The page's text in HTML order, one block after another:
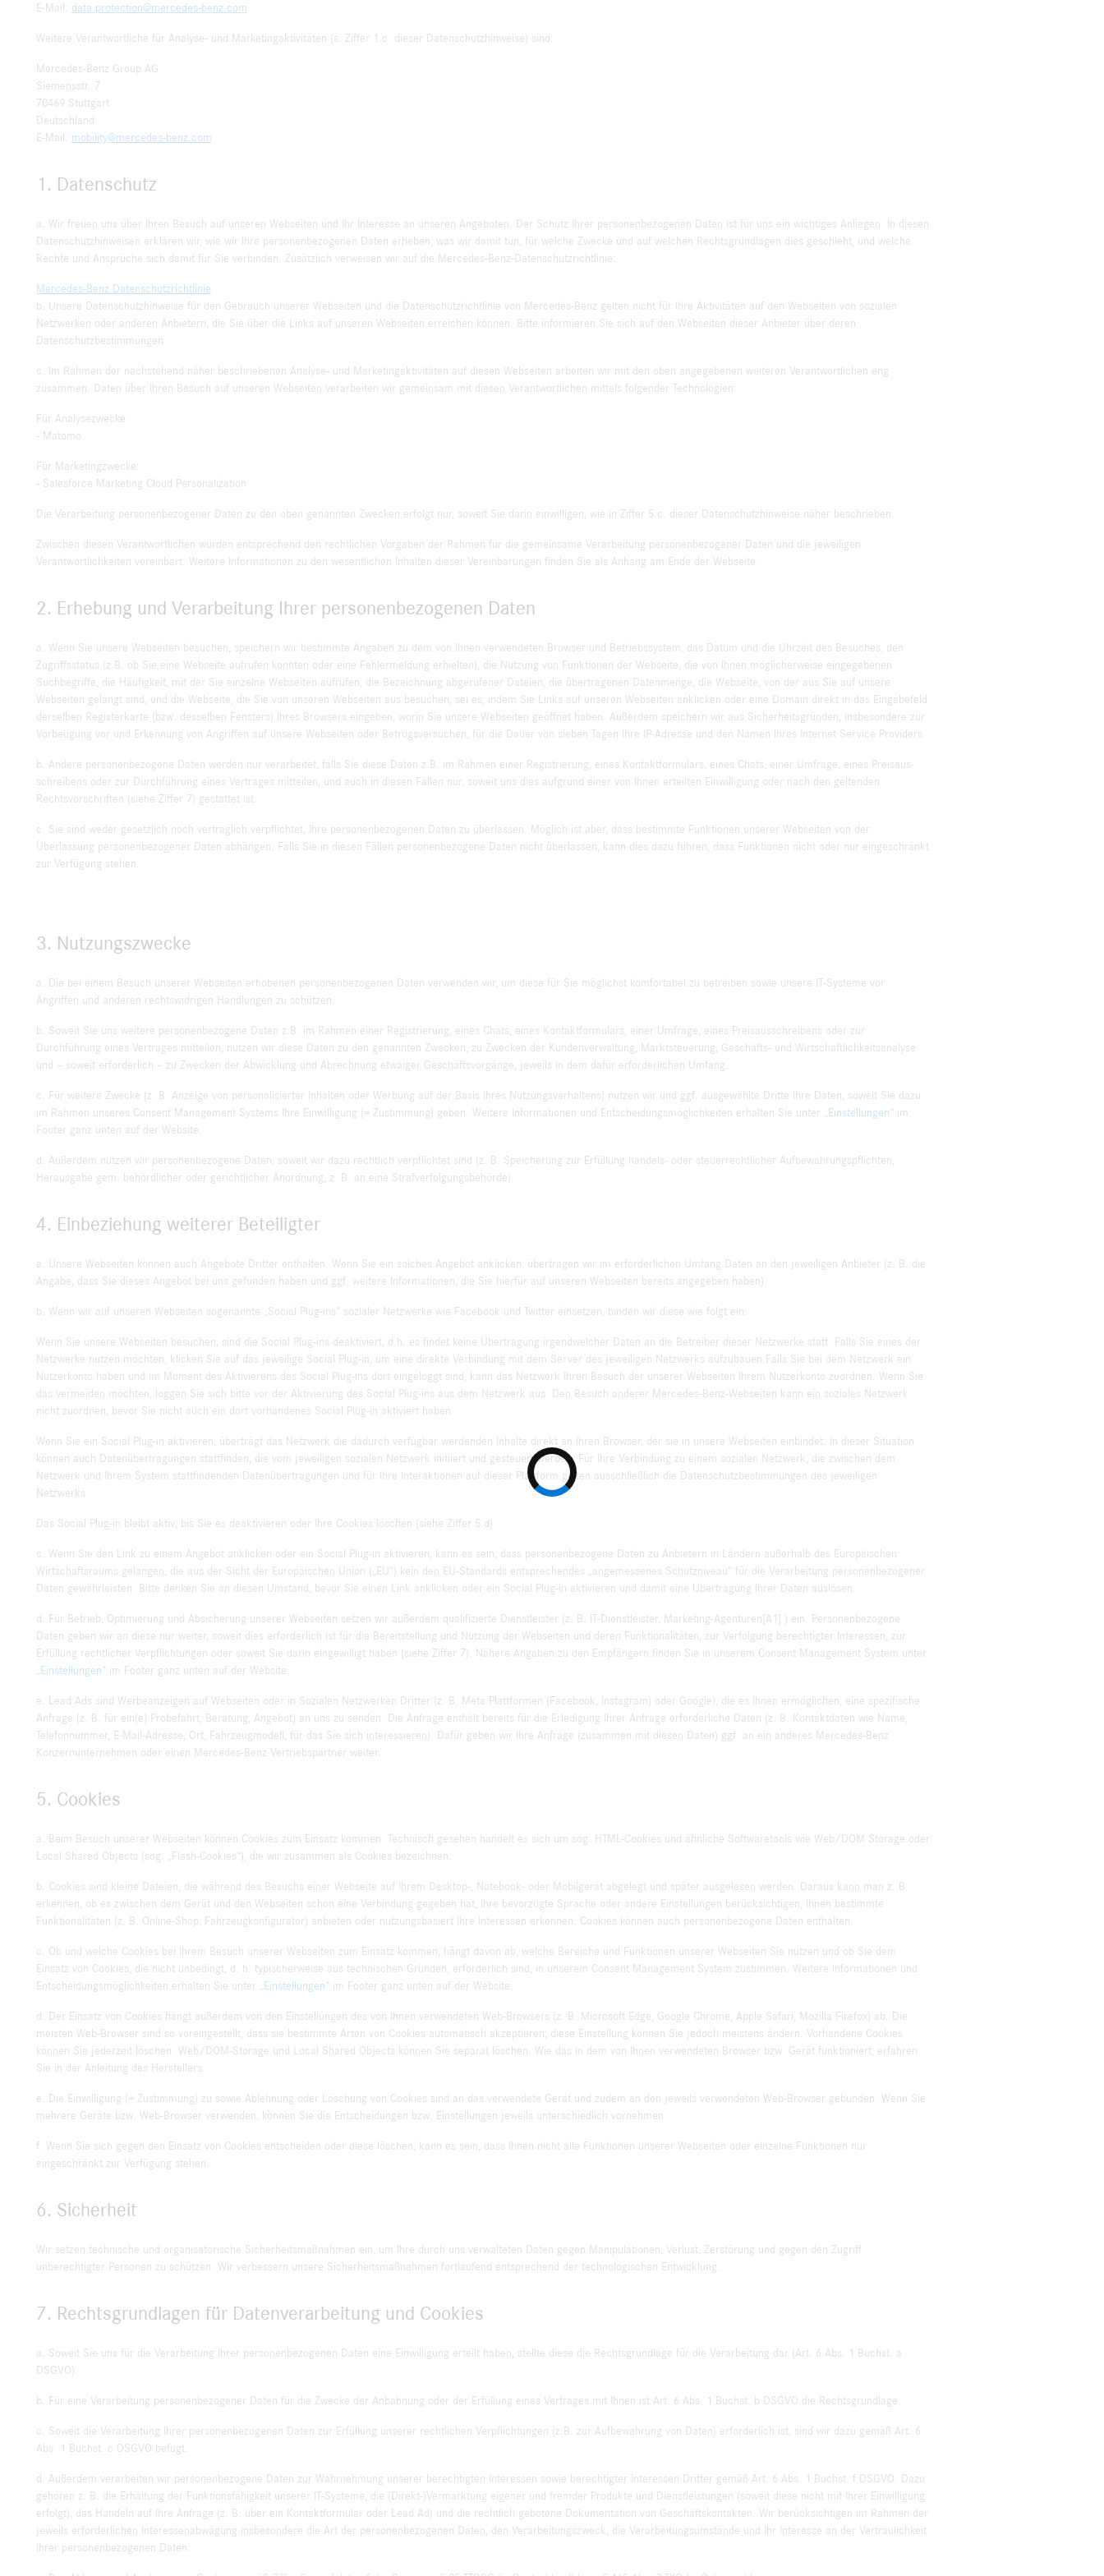
E-Mail: data.protection@mercedes-benz.com
Weitere Verantwortliche für Analyse- und Marketingaktivitäten (s. Ziffer 1.c. dieser Datenschutzhinweise) sind:
Mercedes-Benz Group AG
Siemensstr. 7
70469 Stuttgart
Deutschland
E-Mail: mobility@mercedes-benz.com
1. Datenschutz
a. Wir freuen uns über Ihren Besuch auf unseren Webseiten und Ihr Interesse an unseren Angeboten. Der Schutz Ihrer personenbezogenen Daten ist für uns ein wichtiges Anliegen. In diesen
Datenschutzhinweisen erklären wir, wie wir Ihre personenbezogenen Daten erheben, was wir damit tun, für welche Zwecke und auf welchen Rechtsgrundlagen dies geschieht, und welche
Rechte und Ansprüche sich damit für Sie verbinden. Zusätzlich verweisen wir auf die Mercedes-Benz-Datenschutzrichtlinie:
Mercedes-Benz Datenschutzrichtlinie
b. Unsere Datenschutzhinweise für den Gebrauch unserer Webseiten und die Datenschutzrichtlinie von Mercedes-Benz gelten nicht für Ihre Aktivitäten auf den Webseiten von sozialen
Netzwerken oder anderen Anbietern, die Sie über die Links auf unseren Webseiten erreichen können. Bitte informieren Sie sich auf den Webseiten dieser Anbieter über deren
Datenschutzbestimmungen.
c. Im Rahmen der nachstehend näher beschriebenen Analyse- und Marketingaktivitäten auf diesen Webseiten arbeiten wir mit den oben angegebenen weiteren Verantwortlichen eng
zusammen. Daten über Ihren Besuch auf unseren Webseiten verarbeiten wir gemeinsam mit diesen Verantwortlichen mittels folgender Technologien:
Für Analysezwecke:
- Matomo
Für Marketingzwecke:
- Salesforce Marketing Cloud Personalization
Die Verarbeitung personenbezogener Daten zu den oben genannten Zwecken erfolgt nur, soweit Sie darin einwilligen, wie in Ziffer 5.c. dieser Datenschutzhinweise näher beschrieben.
Zwischen diesen Verantwortlichen wurden entsprechend den rechtlichen Vorgaben der Rahmen für die gemeinsame Verarbeitung personenbezogener Daten und die jeweiligen
Verantwortlichkeiten vereinbart. Weitere Informationen zu den wesentlichen Inhalten dieser Vereinbarungen finden Sie als Anhang am Ende der Webseite.
2. Erhebung und Verarbeitung Ihrer personenbezogenen Daten
a. Wenn Sie unsere Webseiten besuchen, speichern wir bestimmte Angaben zu dem von Ihnen verwendeten Browser und Betriebssystem, das Datum und die Uhrzeit des Besuches, den
Zugriffsstatus (z.B. ob Sie eine Webseite aufrufen konnten oder eine Fehlermeldung erhielten), die Nutzung von Funktionen der Webseite, die von Ihnen möglicherweise eingegebenen
Suchbegriffe, die Häufigkeit, mit der Sie einzelne Webseiten aufrufen, die Bezeichnung abgerufener Dateien, die übertragenen Datenmenge, die Webseite, von der aus Sie auf unsere
Webseiten gelangt sind, und die Webseite, die Sie von unseren Webseiten aus besuchen, sei es, indem Sie Links auf unseren Webseiten anklicken oder eine Domain direkt in das Eingabefeld
derselben Registerkarte (bzw. desselben Fensters) Ihres Browsers eingeben, worin Sie unsere Webseiten geöffnet haben. Außerdem speichern wir aus Sicherheitsgründen, insbesondere zur
Vorbeugung vor und Erkennung von Angriffen auf unsere Webseiten oder Betrugsversuchen, für die Dauer von sieben Tagen Ihre IP-Adresse und den Namen Ihres Internet Service Providers.
b. Andere personenbezogene Daten werden nur verarbeitet, falls Sie diese Daten z.B. im Rahmen einer Registrierung, eines Kontaktformulars, eines Chats, einer Umfrage, eines Preisaus­
schreibens oder zur Durchführung eines Vertrages mitteilen, und auch in diesen Fällen nur, soweit uns dies aufgrund einer von Ihnen erteilten Einwilligung oder nach den geltenden
Rechtsvorschriften (siehe Ziffer 7) gestattet ist.
c. Sie sind weder gesetzlich noch vertraglich verpflichtet, Ihre personenbezogenen Daten zu überlassen. Möglich ist aber, dass bestimmte Funktionen unserer Webseiten von der
Überlassung personenbezogener Daten abhängen. Falls Sie in diesen Fällen personenbezogene Daten nicht überlassen, kann dies dazu führen, dass Funktionen nicht oder nur eingeschränkt
zur Verfügung stehen.
3. Nutzungszwecke
a. Die bei einem Besuch unserer Webseiten erhobenen personenbezogenen Daten verwenden wir, um diese für Sie möglichst komfortabel zu betreiben sowie unsere IT-Systeme vor
Angriffen und anderen rechtswidrigen Handlungen zu schützen.
b. Soweit Sie uns weitere personenbezogene Daten z.B. im Rahmen einer Registrierung, eines Chats, eines Kontaktformulars, einer Umfrage, eines Preisaus­schreibens oder zur
Durchführung eines Vertrages mitteilen, nutzen wir diese Daten zu den genannten Zwecken, zu Zwecken der Kundenverwaltung, Marktsteuerung, Geschäfts- und Wirtschaftlichkeitsanalyse
und – soweit erforderlich – zu Zwecken der Abwicklung und Abrechnung etwaiger Geschäftsvorgänge, jeweils in dem dafür erforderlichen Umfang.
c. Für weitere Zwecke (z. B. Anzeige von personalisierter Inhalten oder Werbung auf der Basis Ihres Nutzungsverhaltens) nutzen wir und ggf. ausgewählte Dritte Ihre Daten, soweit Sie dazu
im Rahmen unseres Consent Management Systems Ihre Einwilligung (= Zustimmung) geben. Weitere Informationen und Entscheidungsmöglichkeiten erhalten Sie unter „Einstellungen“ im
Footer ganz unten auf der Website.
d. Außerdem nutzen wir personenbezogene Daten, soweit wir dazu rechtlich verpflichtet sind (z. B. Speicherung zur Erfüllung handels- oder steuerrechtlicher Aufbewahrungspflichten,
Herausgabe gem. behördlicher oder gerichtlicher Anordnung, z. B. an eine Strafverfolgungsbehörde).
4. Einbeziehung weiterer Beteiligter
a. Unsere Webseiten können auch Angebote Dritter enthalten. Wenn Sie ein solches Angebot anklicken, übertragen wir im erforderlichen Umfang Daten an den jeweiligen Anbieter (z. B. die
Angabe, dass Sie dieses Angebot bei uns gefunden haben und ggf. weitere Informationen, die Sie hierfür auf unseren Webseiten bereits angegeben haben).
b. Wenn wir auf unseren Webseiten sogenannte „Social Plug-ins“ sozialer Netzwerke wie Facebook und Twitter einsetzen, binden wir diese wie folgt ein:
Wenn Sie unsere Webseiten besuchen, sind die Social Plug-ins deaktiviert, d.h. es findet keine Übertragung irgendwelcher Daten an die Betreiber dieser Netzwerke statt. Falls Sie eines der
Netzwerke nutzen möchten, klicken Sie auf das jeweilige Social Plug-in, um eine direkte Verbindung mit dem Server des jeweiligen Netzwerks aufzubauen.Falls Sie bei dem Netzwerk ein
Nutzerkonto haben und im Moment des Aktivierens des Social Plug-ins dort eingeloggt sind, kann das Netzwerk Ihren Besuch der unserer Webseiten Ihrem Nutzerkonto zuordnen. Wenn Sie
das vermeiden möchten, loggen Sie sich bitte vor der Aktivierung des Social Plug-ins aus dem Netzwerk aus. Den Besuch anderer Mercedes-Benz-Webseiten kann ein soziales Netzwerk
nicht zuordnen, bevor Sie nicht auch ein dort vorhandenes Social Plug-in aktiviert haben.
Wenn Sie ein Social Plug-in aktivieren, überträgt das Netzwerk die dadurch verfügbar werdenden Inhalte direkt an Ihren Browser, der sie in unsere Webseiten einbindet. In dieser Situation
können auch Datenübertragungen stattfinden, die vom jeweiligen sozialen Netzwerk initiiert und gesteuert werden. Für Ihre Verbindung zu einem sozialen Netzwerk, die zwischen dem
Netzwerk und Ihrem System stattfindenden Datenübertragungen und für Ihre Interaktionen auf dieser Plattform gelten ausschließlich die Datenschutzbestimmungen des jeweiligen
Netzwerks.
Das Social Plug-in bleibt aktiv, bis Sie es deaktivieren oder Ihre Cookies löschen (siehe Ziffer 5.d).
c. Wenn Sie den Link zu einem Angebot anklicken oder ein Social Plug-in aktivieren, kann es sein, dass personenbezogene Daten zu Anbietern in Ländern außerhalb des Europäischen
Wirtschaftsraums gelangen, die aus der Sicht der Europäischen Union („EU“) kein den EU-Standards entsprechendes „angemessenes Schutzniveau“ für die Verarbeitung personenbezogener
Daten gewährleisten. Bitte denken Sie an diesen Umstand, bevor Sie einen Link anklicken oder ein Social Plug-in aktivieren und damit eine Übertragung Ihrer Daten auslösen.
d. Für Betrieb, Optimierung und Absicherung unserer Webseiten setzen wir außerdem qualifizierte Dienstleister (z. B. IT-Dienstleister, Marketing-Agenturen[A1] ) ein. Personenbezogene
Daten geben wir an diese nur weiter, soweit dies erforderlich ist für die Bereitstellung und Nutzung der Webseiten und deren Funktionalitäten, zur Verfolgung berechtigter Interessen, zur
Erfüllung rechtlicher Verpflichtungen oder soweit Sie darin eingewilligt haben (siehe Ziffer 7). Nähere Angaben zu den Empfängern finden Sie in unserem Consent Management System unter
„Einstellungen“ im Footer ganz unten auf der Website.
e. Lead Ads sind Werbeanzeigen auf Webseiten oder in Sozialen Netzwerken Dritter (z. B. Meta Plattformen (Facebook, Instagram) oder Google), die es Ihnen ermöglichen, eine spezifische
Anfrage (z. B. für ein(e) Probefahrt, Beratung, Angebot) an uns zu senden. Die Anfrage enthält bereits für die Erledigung Ihrer Anfrage erforderliche Daten (z. B. Kontaktdaten wie Name,
Telefonnummer, E-Mail-Adresse, Ort, Fahrzeugmodell, für das Sie sich interessieren). Dafür geben wir Ihre Anfrage (zusammen mit diesen Daten) ggf. an ein anderes Mercedes-Benz
Konzernunternehmen oder einen Mercedes-Benz Vertriebspartner weiter.
5. Cookies
a. Beim Besuch unserer Webseiten können Cookies zum Einsatz kommen. Technisch gesehen handelt es sich um sog. HTML-Cookies und ähnliche Softwaretools wie Web/DOM Storage oder
Local Shared Objects (sog. „Flash-Cookies“), die wir zusammen als Cookies bezeichnen.
b. Cookies sind kleine Dateien, die während des Besuchs einer Webseite auf Ihrem Desktop-, Notebook- oder Mobilgerät abgelegt und später ausgelesen werden. Daraus kann man z. B.
erkennen, ob es zwischen dem Gerät und den Webseiten schon eine Verbindung gegeben hat, Ihre bevorzugte Sprache oder andere Einstellungen berücksichtigen, Ihnen bestimmte
Funktionalitäten (z. B. Online-Shop, Fahrzeugkonfigurator) anbieten oder nutzungsbasiert Ihre Interessen erkennen. Cookies können auch personenbezogene Daten enthalten.
c. Ob und welche Cookies bei Ihrem Besuch unserer Webseiten zum Einsatz kommen, hängt davon ab, welche Bereiche und Funktionen unserer Webseiten Sie nutzen und ob Sie dem
Einsatz von Cookies, die nicht unbedingt, d. h. typischerweise aus technischen Gründen, erforderlich sind, in unserem Consent Management System zustimmen. Weitere Informationen und
Entscheidungsmöglichkeiten erhalten Sie unter „Einstellungen“ im Footer ganz unten auf der Website.
d. Der Einsatz von Cookies hängt außerdem von den Einstellungen des von Ihnen verwendeten Web-Browsers (z. B. Microsoft Edge, Google Chrome, Apple Safari, Mozilla Firefox) ab. Die
meisten Web-Browser sind so voreingestellt, dass sie bestimmte Arten von Cookies automatisch akzeptieren; diese Einstellung können Sie jedoch meistens ändern. Vorhandene Cookies
können Sie jederzeit löschen. Web/DOM-Storage und Local Shared Objects können Sie separat löschen. Wie das in dem von Ihnen verwendeten Browser bzw. Gerät funktioniert, erfahren
Sie in der Anleitung des Herstellers.
e. Die Einwilligung (= Zustimmung) zu sowie Ablehnung oder Löschung von Cookies sind an das verwendete Gerät und zudem an den jeweils verwendeten Web-Browser gebunden. Wenn Sie
mehrere Geräte bzw. Web-Browser verwenden, können Sie die Entscheidungen bzw. Einstellungen jeweils unterschiedlich vornehmen.
f. Wenn Sie sich gegen den Einsatz von Cookies entscheiden oder diese löschen, kann es sein, dass Ihnen nicht alle Funktionen unserer Webseiten oder einzelne Funktionen nur
eingeschränkt zur Verfügung stehen.
6. Sicherheit
Wir setzen technische und organisatorische Sicherheits­maßnahmen ein, um Ihre durch uns verwalteten Daten gegen Manipulationen, Verlust, Zerstörung und gegen den Zugriff
unberechtigter Personen zu schützen. Wir verbessern unsere Sicherheitsmaßnahmen fortlaufend entsprechend der technologischen Entwicklung.
7. Rechtsgrundlagen für Datenverarbeitung und Cookies
a. Soweit Sie uns für die Verarbeitung Ihrer personenbezogenen Daten eine Einwilligung erteilt haben, stellte diese die Rechtsgrundlage für die Verarbeitung dar (Art. 6 Abs. 1 Buchst. a
DSGVO).
b. Für eine Verarbeitung personenbezogener Daten für die Zwecke der Anbahnung oder der Erfüllung eines Vertrages mit Ihnen ist Art. 6 Abs. 1 Buchst. b DSGVO die Rechtsgrundlage.
c. Soweit die Verarbeitung Ihrer personenbezogenen Daten zur Erfüllung unserer rechtlichen Verpflichtungen (z.B. zur Aufbewahrung von Daten) erforderlich ist, sind wir dazu gemäß Art. 6
Abs. 1 Buchst. c DSGVO befugt.
d. Außerdem verarbeiten wir personenbezogene Daten zur Wahrnehmung unserer berechtigten Interessen sowie berechtigter Interessen Dritter gemäß Art. 6 Abs. 1 Buchst. f DSGVO. Dazu
gehören z. B. die Erhaltung der Funktionsfähigkeit unserer IT-Systeme, die (Direkt-)Vermarktung eigener und fremder Produkte und Dienstleistungen (soweit diese nicht mit Ihrer Einwilligung
erfolgt), das Handeln auf Ihre Anfrage (z. B. über ein Kontaktformular oder Lead Ad) und die rechtlich gebotene Dokumentation von Geschäftskontakten. Wir berücksichtigen im Rahmen der
jeweils erforderlichen Interessenabwägung insbesondere die Art der personenbezogenen Daten, den Verarbeitungszweck, die Verarbeitungsumstände und Ihr Interesse an der Vertraulichkeit
Ihrer personenbezogenen Daten.